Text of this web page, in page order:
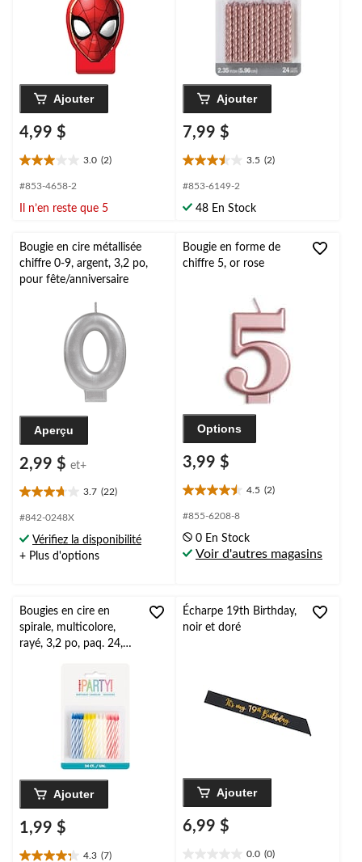
Ajouter
4,99 $
3.0 (2)
3.0
étoile(s)
5.
évaluations
#853-4658-2
Il n’en reste que 5
Ajouter
7,99 $
3.5 (2)
3.5
étoile(s)
5.
évaluations
#853-6149-2
48 En Stock
Bougie en cire métallisée
chiffre 0-9, argent, 3,2 po,
pour fête/anniversaire
Aperçu
2,99 $ et+
3.7 (22)
3.7
étoile(s)
5.
22
#842-0248X
Vérifiez la disponibilité
+ Plus d'options
Bougie en forme de
chiffre 5, or rose
Options
3,99 $
4.5 (2)
4.5
étoile(s)
5.
2
#855-6208-8
0 En Stock
Voir d'autres magasins
Bougies en cire en
spirale, multicolore,
rayé, 3,2 po, paq. 24,
Ajouter
1,99 $
4.3 (7)
Écharpe 19th Birthday,
noir et doré
Ajouter
6,99 $
0.0 (0)